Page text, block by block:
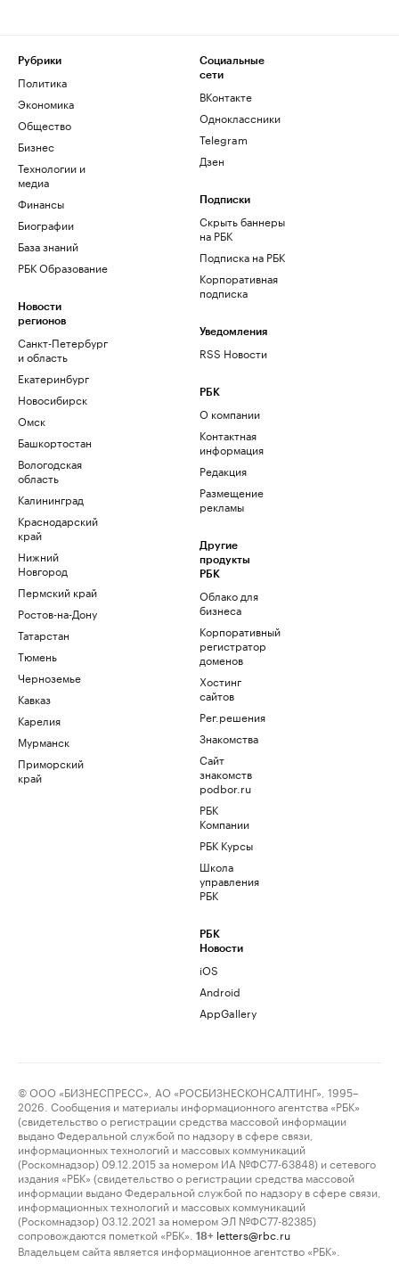
Рубрики
Политика
Экономика
Общество
Бизнес
Технологии и
медиа
Финансы
Биографии
База знаний
РБК Образование
Новости
регионов
Санкт-Петербург
и область
Екатеринбург
Новосибирск
Омск
Башкортостан
Вологодская
область
Калининград
Краснодарский
край
Нижний
Новгород
Пермский край
Ростов-на-Дону
Татарстан
Тюмень
Черноземье
Кавказ
Карелия
Мурманск
Приморский
край
Социальные
сети
ВКонтакте
Одноклассники
Telegram
Дзен
Подписки
Скрыть баннеры
на РБК
Подписка на РБК
Корпоративная
подписка
Уведомления
RSS Новости
РБК
О компании
Контактная
информация
Редакция
Размещение
рекламы
Другие
продукты
РБК
Облако для
бизнеса
Корпоративный
регистратор
доменов
Хостинг
сайтов
Рег.решения
Знакомства
Сайт
знакомств
podbor.ru
РБК
Компании
РБК Курсы
Школа
управления
РБК
РБК
Новости
iOS
Android
AppGallery
© ООО «БИЗНЕСПРЕСС», АО «РОСБИЗНЕСКОНСАЛТИНГ», 1995–
2026. Сообщения и материалы информационного агентства «РБК»
(свидетельство о регистрации средства массовой информации
выдано Федеральной службой по надзору в сфере связи,
информационных технологий и массовых коммуникаций
(Роскомнадзор) 09.12.2015 за номером ИА №ФС77-63848) и сетевого
издания «РБК» (свидетельство о регистрации средства массовой
информации выдано Федеральной службой по надзору в сфере связи,
информационных технологий и массовых коммуникаций
(Роскомнадзор) 03.12.2021 за номером ЭЛ №ФС77-82385)
сопровождаются пометкой «РБК».
18+ letters@rbc.ru
Владельцем сайта является информационное агентство «РБК».